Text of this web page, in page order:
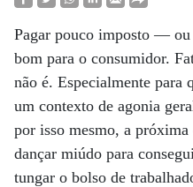
Pagar pouco imposto —
bom para o consumidor.
não é. Especialmente para
um contexto de agonia
por isso mesmo, a
dançar miúdo para
tungar o bolso de